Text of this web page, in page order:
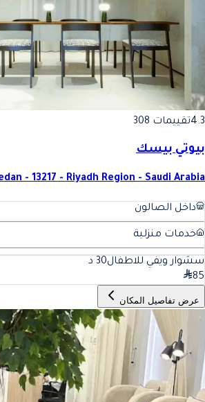
4.3تقييمات 308
بيوتي بيسك
- 13217 - Riyadh Region - Saudi Arabia
داخل الصالون
خدمات منزلية
سشوار ويفي للاطفال30 د
85
عرض تفاصيل المكان